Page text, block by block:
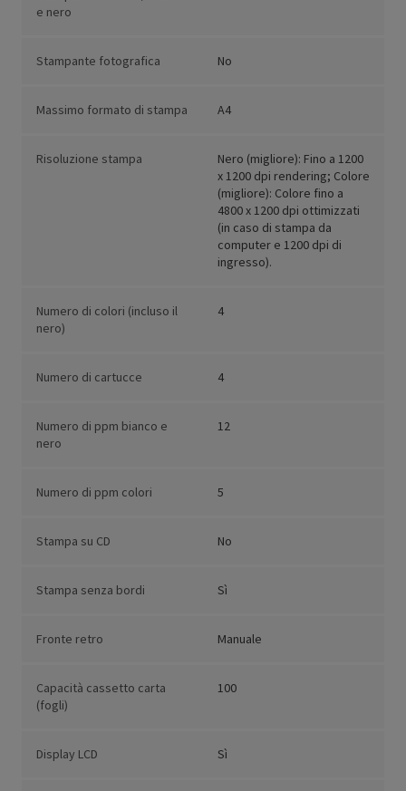
e nero
Stampante fotografica No
Massimo formato di stampa A4
Risoluzione stampa
Nero (migliore): Fino a 1200
x 1200 dpi rendering; Colore
(migliore): Colore fino a
4800 x 1200 dpi ottimizzati
(in caso di stampa da
computer e 1200 dpi di
ingresso).
Numero di colori (incluso il
nero)
4
Numero di cartucce 4
Numero di ppm bianco e
nero
12
Numero di ppm colori 5
Stampa su CD No
Stampa senza bordi Sì
Fronte retro Manuale
Capacità cassetto carta
(fogli)
100
Display LCD Sì